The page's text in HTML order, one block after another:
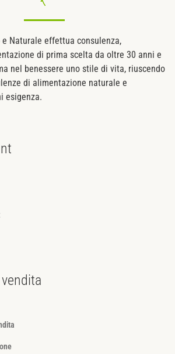
Naturale effettua consulenza,
di prima scelta da oltre 30 anni e
nel benessere uno stile di vita, riuscendo
di alimentazione naturale e
esigenza.
vendita